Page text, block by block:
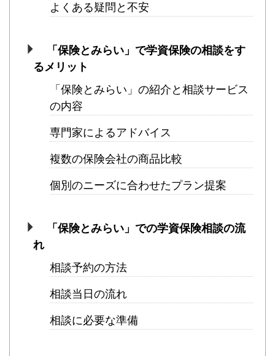
よくある疑問と不安
「保険とみらい」で学資保険の相談をす
るメリット
「保険とみらい」の紹介と相談サービス
の内容
専門家によるアドバイス
複数の保険会社の商品比較
個別のニーズに合わせたプラン提案
「保険とみらい」での学資保険相談の流
れ
相談予約の方法
相談当日の流れ
相談に必要な準備